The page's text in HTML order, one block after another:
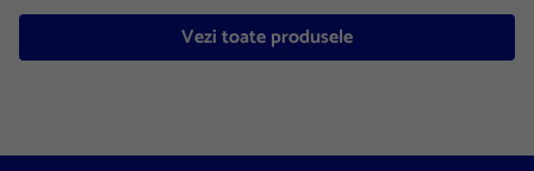
Vezi toate produsele